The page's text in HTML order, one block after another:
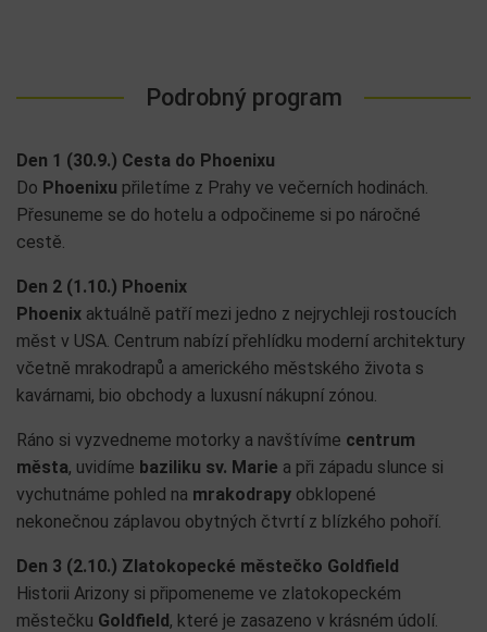
Podrobný program
Den 1 (30.9.) Cesta do Phoenixu
Do Phoenixu přiletíme z Prahy ve večerních hodinách.
Přesuneme se do hotelu a odpočineme si po náročné
cestě.
Den 2 (1.10.) Phoenix
Phoenix aktuálně patří mezi jedno z nejrychleji rostoucích
měst v USA. Centrum nabízí přehlídku moderní architektury
včetně mrakodrapů a amerického městského života s
kavárnami, bio obchody a luxusní nákupní zónou.
Ráno si vyzvedneme motorky a navštívíme centrum
města, uvidíme baziliku sv. Marie a při západu slunce si
vychutnáme pohled na mrakodrapy obklopené
nekonečnou záplavou obytných čtvrtí z blízkého pohoří.
Den 3 (2.10.) Zlatokopecké městečko Goldfield
Historii Arizony si připomeneme ve zlatokopeckém
městečku Goldfield, které je zasazeno v krásném údolí.